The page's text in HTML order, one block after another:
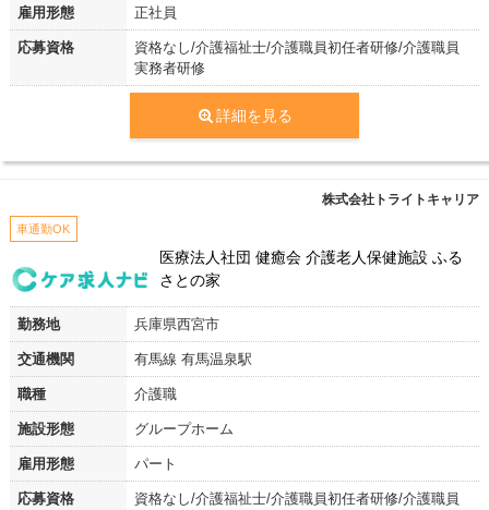
雇用形態 正社員
応募資格
資格なし/介護福祉士/介護職員初任者研修/介護職員
実務者研修
詳細を見る
株式会社トライトキャリア
車通勤OK
医療法人社団 健癒会 介護老人保健施設 ふる
さとの家
勤務地 兵庫県西宮市
交通機関 有馬線 有馬温泉駅
職種 介護職
施設形態 グループホーム
雇用形態 パート
応募資格
資格なし/介護福祉士/介護職員初任者研修/介護職員